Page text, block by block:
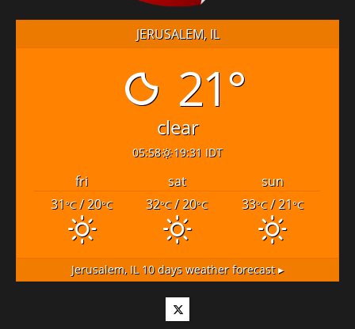
JERUSALEM, IL
21°
clear
05:58 19:31 IDT
fri sat
sun
31°C/ 20°C 32°C/ 20°C 33°C/ 21°C
Jerusalem, IL 10 days weather forecast ▸
Twitter